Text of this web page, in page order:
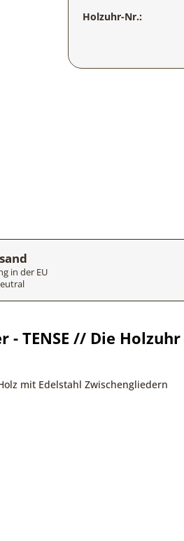
Holzuhr-Nr.:
in der EU
- TENSE // Die Holzuhr
mit Edelstahl Zwischengliedern